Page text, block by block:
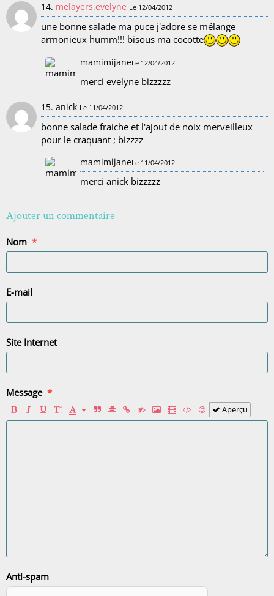
14. melayers.evelyne Le 12/04/2012
une bonne salade ma puce j'adore se mélange
armonieux humm!!! bisous ma cocotte
mamimijaneLe 12/04/2012
merci evelyne bizzzzz
15. anick Le 11/04/2012
bonne salade fraiche et l'ajout de noix merveilleux
pour le craquant ; bizzzz
mamimijaneLe 11/04/2012
merci anick bizzzzz
Ajouter un commentaire
Nom
E-mail
Site Internet
Message
Aperçu
Anti-spam